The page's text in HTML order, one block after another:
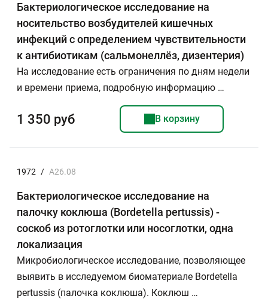
Бактериологическое исследование на
носительство возбудителей кишечных
инфекций с определением чувствительности
к антибиотикам (сальмонеллёз, дизентерия)
На исследование есть ограничения по дням недели
и времени приема, подробную информацию …
1 350 руб В корзину
1972 / А26.08
Бактериологическое исследование на
палочку коклюша (Bordetella pertussis) -
соскоб из ротоглотки или носоглотки, одна
локализация
Микробиологическое исследование, позволяющее
выявить в исследуемом биоматериале Bordetella
pertussis (палочка коклюша). Коклюш …